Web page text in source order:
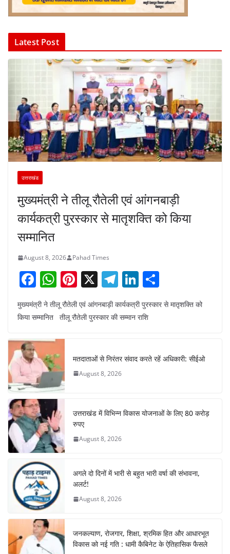
Latest Post
उत्तराखंड
मुख्यमंत्री ने तीलू रौतेली एवं आंगनबाड़ी
कार्यकत्री पुरस्कार से मातृशक्ति को किया
सम्मानित
August 8, 2026 Pahad Times
F
a
c
b
o
o
k
W
h
at
A
p
p
Pi
nt
er
X T
el
e
m
Li
n
k
n
h
ar
मुख्यमंत्री ने तीलू रौतेली एवं आंगनबाड़ी कार्यकत्री पुरस्कार से मातृशक्ति को
किया सम्मानित तीलू रौतेली पुरस्कार की सम्मान राशि
मतदाताओं से निरंतर संवाद करते रहें अधिकारी: सीईओ
August 8, 2026
उत्तराखंड में विभिन्न विकास योजनाओं के लिए 80 करोड़
रुपए
August 8, 2026
अगले दो दिनों में भारी से बहुत भारी वर्षा की संभावना,
अलर्ट!
August 8, 2026
जनकल्याण, रोजगार, शिक्षा, श्रमिक हित और आधारभूत
विकास को नई गति : धामी कैबिनेट के ऐतिहासिक फैसले